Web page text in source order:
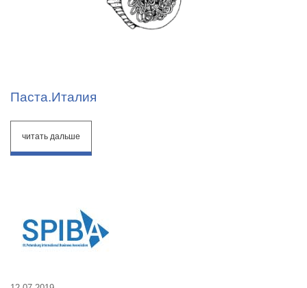
Паста.Италия
читать дальше